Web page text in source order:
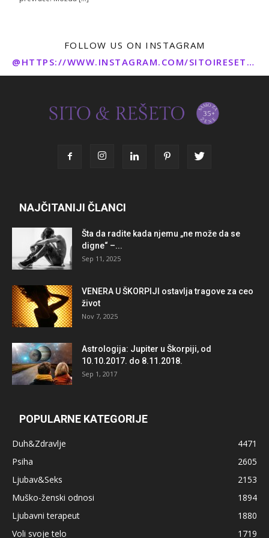
FOLLOW US ON INSTAGRAM
@HTTPS://WWW.INSTAGRAM.COM/SITOIRESETO/
NAJČITANIJI ČLANCI
Šta da radite kada njemu „ne može da se
digne“ –...
Sep 11, 2025
VENERA U ŠKORPIJI ostavlja tragove za ceo
život
Nov 7, 2025
Astrologija: Jupiter u Škorpiji, od
10.10.2017. do 8.11.2018.
Sep 1, 2017
POPULARNE KATEGORIJE
Duh&Zdravlje
4471
Psiha
2605
Ljubav&Seks
2153
Muško-ženski odnosi
1894
Ljubavni terapeut
1880
Voli svoje telo
1719